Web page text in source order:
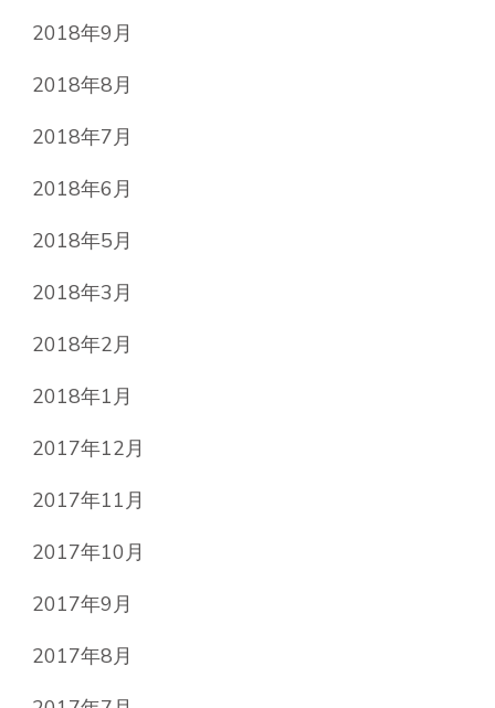
2018年9月
2018年8月
2018年7月
2018年6月
2018年5月
2018年3月
2018年2月
2018年1月
2017年12月
2017年11月
2017年10月
2017年9月
2017年8月